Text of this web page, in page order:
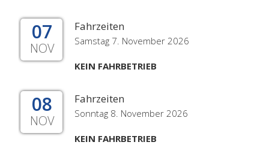
07
NOV
Fahrzeiten
Samstag 7. November 2026
KEIN FAHRBETRIEB
08
NOV
Fahrzeiten
Sonntag 8. November 2026
KEIN FAHRBETRIEB